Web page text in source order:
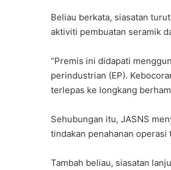
Beliau berkata, siasatan
aktiviti pembuatan seramik
“Premis ini didapati
perindustrian (EP).
terlepas ke longkang
Sehubungan itu, JASNS
tindakan penahanan
Tambah beliau, siasatan